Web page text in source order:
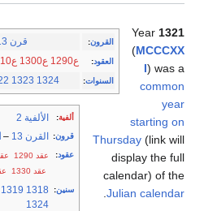
القرون: قرن 13
العقود: ع1290 ع1300 ع1310
السنوات:
1323 1324
ألفية: الألفية 2
قرون: القرن 13 –
عقود: عقد 1290 عقد
عقد 1330
عقد
سنين:
1318
1319
1324
Year 1321
(MCCCXX
I) was a
common
year
starting on
Thursday (link will
display the full
calendar) of the
Julian calendar